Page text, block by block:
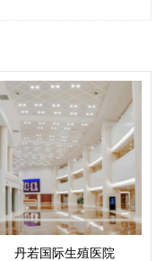
丹若国际生殖医院